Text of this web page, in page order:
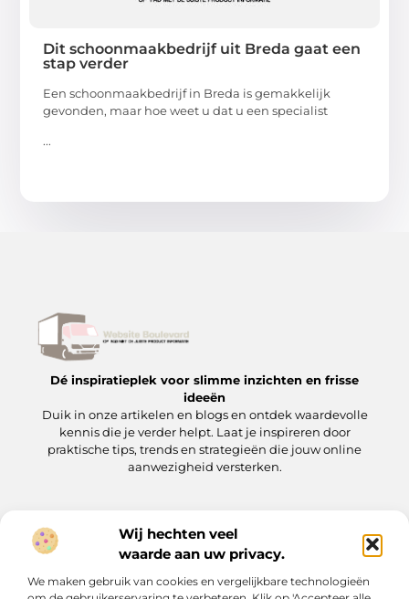
Wij hechten veel
waarde aan uw privacy.
We maken gebruik van cookies en vergelijkbare technologieën
Dit schoonmaakbedrijf uit Breda gaat een
stap verder
Een schoonmaakbedrijf in Breda is gemakkelijk
gevonden, maar hoe weet u dat u een specialist
...
Dé inspiratieplek voor slimme inzichten en frisse
ideeën
Duik in onze artikelen en blogs en ontdek waardevolle
kennis die je verder helpt. Laat je inspireren door
praktische tips, trends en strategieën die jouw online
aanwezigheid versterken.
Onze informatie
Bericht categorie